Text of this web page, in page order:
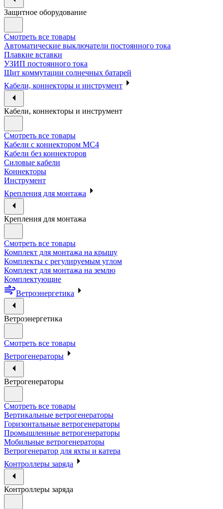
Защитное оборудование
Смотреть все товары
Автоматические выключатели постоянного тока
Плавкие вставки
УЗИП постоянного тока
Щит коммутации солнечных батарей
Кабели, коннекторы и инструмент
Кабели, коннекторы и инструмент
Смотреть все товары
Кабели с коннектором МС4
Кабели без коннекторов
Силовые кабели
Коннекторы
Инструмент
Крепления для монтажа
Крепления для монтажа
Смотреть все товары
Комплект для монтажа на крышу
Комплекты с регулируемым углом
Комплект для монтажа на землю
Комплектующие
Ветроэнергетика
Ветроэнергетика
Смотреть все товары
Ветрогенераторы
Ветрогенераторы
Смотреть все товары
Вертикальные ветрогенераторы
Горизонтальные ветрогенераторы
Промышленные ветрогенераторы
Мобильные ветрогенераторы
Ветрогенератор для яхты и катера
Контроллеры заряда
Контроллеры заряда